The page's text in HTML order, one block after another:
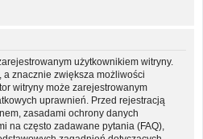
użytkownikiem witryny.
znacznie zwiększa możliwości
witryny może zarejestrowanym
uprawnień. Przed rejestracją
zasadami ochrony danych
na często zadawane pytania (FAQ),